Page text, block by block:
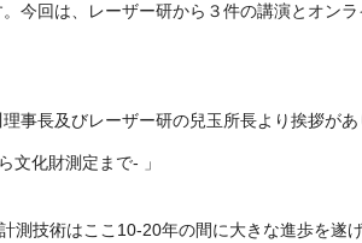
今回は、レーザー研から３件の講演とオン
事長及びレーザー研の兒玉所長より挨拶があ
文化財測定まで- 」
測技術はここ10-20年の間に大きな進歩を遂